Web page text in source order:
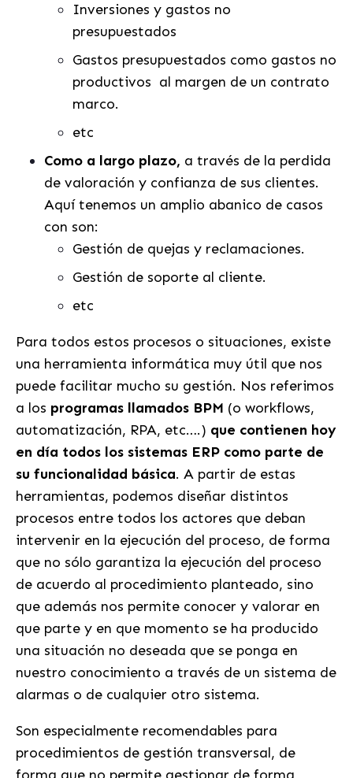
Inversiones y gastos no
presupuestados
Gastos presupuestados como gastos no
productivos al margen de un contrato
marco.
etc
Como a largo plazo, a través de la perdida
de valoración y confianza de sus clientes.
Aquí tenemos un amplio abanico de casos
con son:
Gestión de quejas y reclamaciones.
Gestión de soporte al cliente.
etc
Para todos estos procesos o situaciones, existe
una herramienta informática muy útil que nos
puede facilitar mucho su gestión. Nos referimos
a los programas llamados BPM (o workflows,
automatización, RPA, etc….) que contienen hoy
en día todos los sistemas ERP como parte de
su funcionalidad básica. A partir de estas
herramientas, podemos diseñar distintos
procesos entre todos los actores que deban
intervenir en la ejecución del proceso, de forma
que no sólo garantiza la ejecución del proceso
de acuerdo al procedimiento planteado, sino
que además nos permite conocer y valorar en
que parte y en que momento se ha producido
una situación no deseada que se ponga en
nuestro conocimiento a través de un sistema de
alarmas o de cualquier otro sistema.
Son especialmente recomendables para
procedimientos de gestión transversal, de